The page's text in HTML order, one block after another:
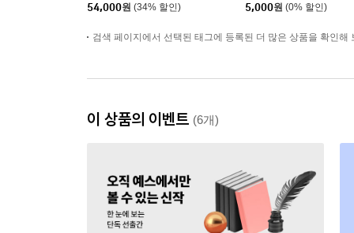
54,000원 (34% 할인)
5,000원 (0% 할인)
검색 페이지에서 선택된 태그에 등록된 더 많은 상품을 확인해
이 상품의 이벤트 (6개)